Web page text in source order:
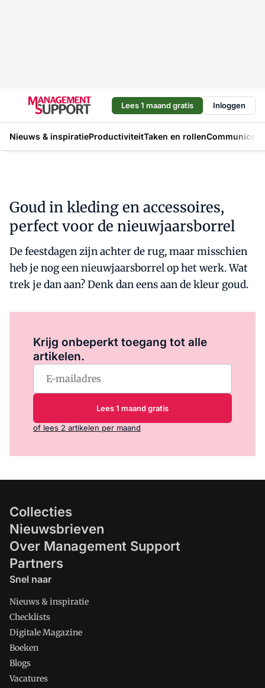
Lees 1 maand gratis Inloggen
Nieuws & inspiratieProductiviteitTaken en rollen
Goud in kleding en accessoires,
perfect voor de nieuwjaarsborrel
De feestdagen zijn achter de rug, maar misschien
heb je nog een nieuwjaarsborrel op het werk. Wat
trek je dan aan? Denk dan eens aan de kleur goud.
Krijg onbeperkt toegang tot alle
artikelen.
Lees 1 maand gratis
of lees 2 artikelen per maand
Collecties
Nieuwsbrieven
Over Management Support
Partners
Snel naar
Nieuws & inspiratie
Checklists
Digitale Magazine
Boeken
Blogs
Vacatures